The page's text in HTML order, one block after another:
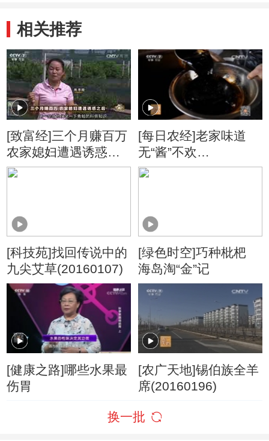
相关推荐
[致富经]三个月赚百万
农家媳妇遭遇诱惑之
后 20161019
[每日农经]老家味道
无“酱”不欢
(20160127)
[科技苑]找回传说中的
九尖艾草(20160107)
[绿色时空]巧种枇杷
海岛淘“金”记
[健康之路]哪些水果最
伤胃
[农广天地]锡伯族全羊
席(20160196)
换一批